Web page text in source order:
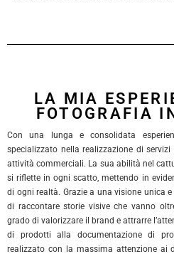
LA MIA
FOTOGRAFIA
Con una lunga e consolidata
specializzato nella realizzazione di
attività commerciali. La sua abilità nel
si riflette in ogni scatto, mettendo in
di ogni realtà. Grazie a una visione unica
di raccontare storie visive che vanno
grado di valorizzare il brand e attrarre
di prodotti alla documentazione di
realizzato con la massima attenzione ai